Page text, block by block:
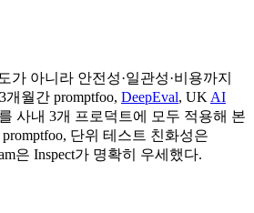
가 아니라 안전성·일관성·비용까지
월간 promptfoo, DeepEval, UK AI
를 사내 3개 프로덕트에 모두 적용해 본
단위 테스트 친화성은
은 Inspect가 명확히 우세했다.